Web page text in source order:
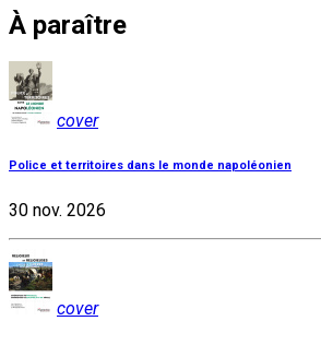
À paraître
cover
Police et territoires dans le monde napoléonien
30 nov. 2026
cover